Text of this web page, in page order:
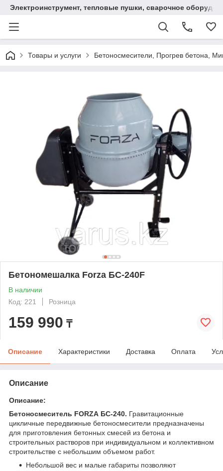
Электроинструмент, тепловые пушки, сварочное
Товары и услуги Бетоносмесители, Прогрев бетона,
Бетономешалка Forza БС-240F
В наличии
Код: 221
Розница
159 990 ₸
Описание Характеристики Доставка Оплата
Описание
Описание:
Бетоносмеситель FORZA БС-240. Гравитационные
цикличные передвижные бетоносмесители предназначены
для приготовления бетонных смесей из бетона и
строительных растворов при индивидуальном и коллективном
строительстве с небольшим объемом работ.
Небольшой вес и малые габариты позволяют